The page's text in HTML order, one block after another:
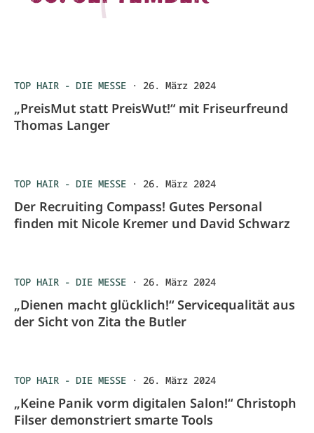
TOP HAIR - DIE MESSE · 26. März 2024
„PreisMut statt PreisWut!“ mit Friseurfreund
Thomas Langer
TOP HAIR - DIE MESSE · 26. März 2024
Der Recruiting Compass! Gutes Personal
finden mit Nicole Kremer und David Schwarz
TOP HAIR - DIE MESSE · 26. März 2024
„Dienen macht glücklich!“ Servicequalität aus
der Sicht von Zita the Butler
TOP HAIR - DIE MESSE · 26. März 2024
„Keine Panik vorm digitalen Salon!“ Christoph
Filser demonstriert smarte Tools